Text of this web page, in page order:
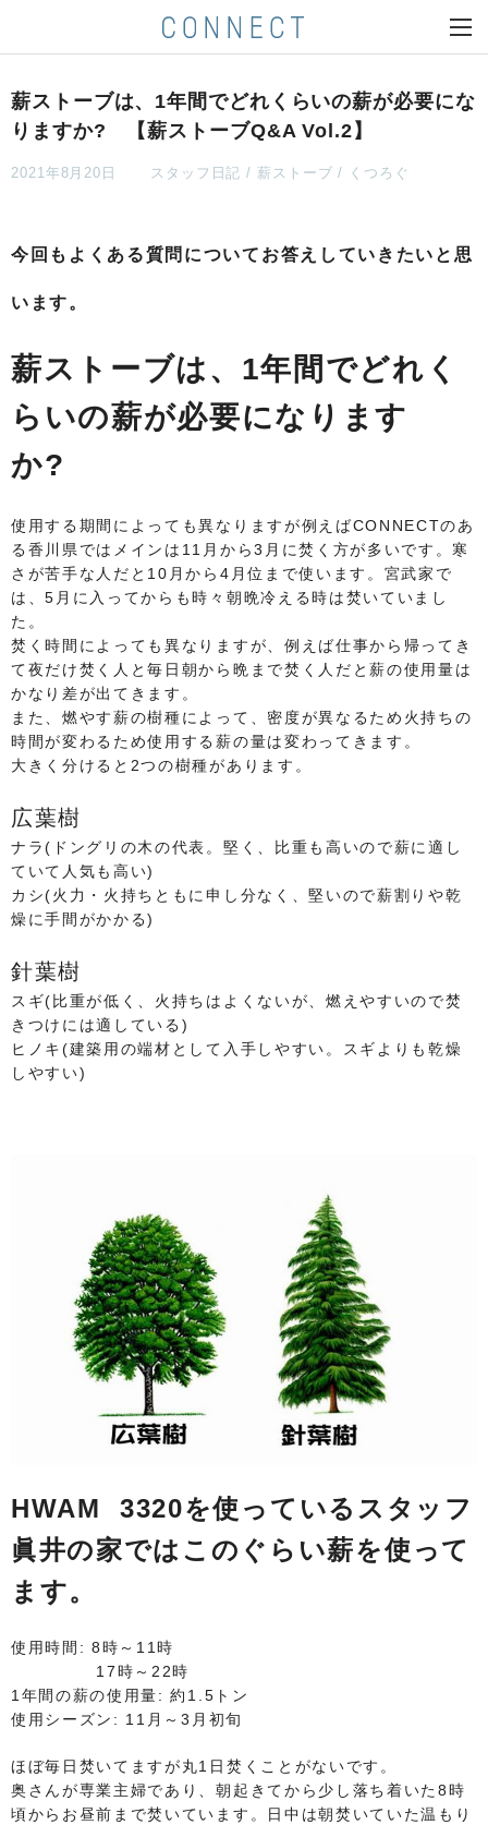
薪ストーブは、1年間でどれくらいの薪が必要にな
りますか? 【薪ストーブQ&A Vol.2】
2021年8月20日 スタッフ日記 薪ストーブ くつろぐ
今回もよくある質問についてお答えしていきたいと思
います。
薪ストーブは、1年間でどれく
らいの薪が必要になります
か?
使用する期間によっても異なりますが例えばCONNECTのあ
る香川県ではメインは11月から3月に焚く方が多いです。寒
さが苦手な人だと10月から4月位まで使います。宮武家で
は、5月に入ってからも時々朝晩冷える時は焚いていまし
た。
焚く時間によっても異なりますが、例えば仕事から帰ってき
て夜だけ焚く人と毎日朝から晩まで焚く人だと薪の使用量は
かなり差が出てきます。
また、燃やす薪の樹種によって、密度が異なるため火持ちの
時間が変わるため使用する薪の量は変わってきます。
大きく分けると2つの樹種があります。
広葉樹
ナラ(ドングリの木の代表。堅く、比重も高いので薪に適し
ていて人気も高い)
カシ(火力・火持ちともに申し分なく、堅いので薪割りや乾
燥に手間がかかる)
針葉樹
スギ(比重が低く、火持ちはよくないが、燃えやすいので焚
きつけには適している)
ヒノキ(建築用の端材として入手しやすい。スギよりも乾燥
しやすい)
HWAM 3320を使っているスタッフ
眞井の家ではこのぐらい薪を使って
ます。
使用時間: 8時～11時
17時～22時
1年間の薪の使用量: 約1.5トン
使用シーズン: 11月～3月初旬
ほぼ毎日焚いてますが丸1日焚くことがないです。
奥さんが専業主婦であり、朝起きてから少し落ち着いた8時
頃からお昼前まで焚いています。日中は朝焚いていた温もり